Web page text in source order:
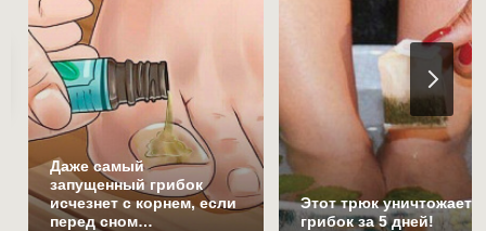
Даже самый
запущенный грибок
исчезнет с корнем, если
перед сном…
Этот трюк уничтожает
грибок за 5 дней!